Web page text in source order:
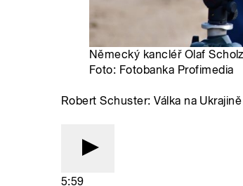
Německý kancléř Olaf
Foto: Fotobanka Profimedia
Robert Schuster: Válka na
5:59